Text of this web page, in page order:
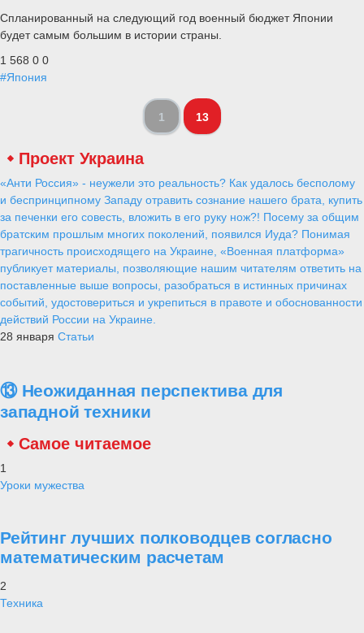
Спланированный на следующий год военный бюджет Японии
будет самым большим в истории страны.
1 568 0 0
#Япония
1 13
Проект Украина
«Анти Россия» - неужели это реальность? Как удалось бесполому
и беспринципному Западу отравить сознание нашего брата, купить
за печенки его совесть, вложить в его руку нож?! Посему за общим
братским прошлым многих поколений, появился Иуда? Понимая
трагичность происходящего на Украине, «Военная платформа»
публикует материалы, позволяющие нашим читателям ответить на
поставленные выше вопросы, разобраться в истинных причинах
событий, удостовериться и укрепиться в правоте и обоснованности
действий России на Украине.
28 января Статьи
⑬ Неожиданная перспектива для
западной техники
Самое читаемое
1
Уроки мужества
Рейтинг лучших полководцев согласно
математическим расчетам
2
Техника